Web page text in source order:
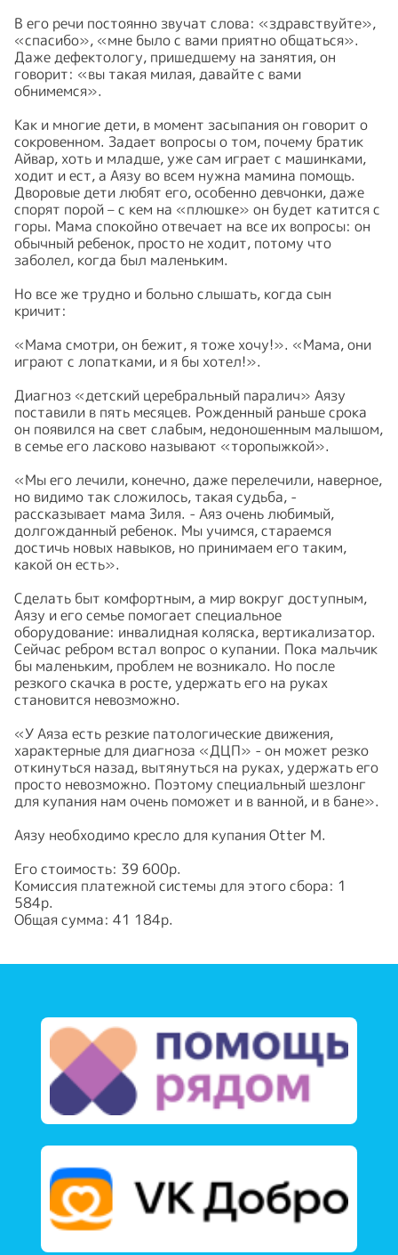
В его речи постоянно звучат слова: «здравствуйте»,
«спасибо», «мне было с вами приятно общаться».
Даже дефектологу, пришедшему на занятия, он
говорит: «вы такая милая, давайте с вами
обнимемся».
Как и многие дети, в момент засыпания он говорит о
сокровенном. Задает вопросы о том, почему братик
Айвар, хоть и младше, уже сам играет с машинками,
ходит и ест, а Аязу во всем нужна мамина помощь.
Дворовые дети любят его, особенно девчонки, даже
спорят порой – с кем на «плюшке» он будет катится с
горы. Мама спокойно отвечает на все их вопросы: он
обычный ребенок, просто не ходит, потому что
заболел, когда был маленьким.
Но все же трудно и больно слышать, когда сын
кричит:
«Мама смотри, он бежит, я тоже хочу!». «Мама, они
играют с лопатками, и я бы хотел!».
Диагноз «детский церебральный паралич» Аязу
поставили в пять месяцев. Рожденный раньше срока
он появился на свет слабым, недоношенным малышом,
в семье его ласково называют «торопыжкой».
«Мы его лечили, конечно, даже перелечили, наверное,
но видимо так сложилось, такая судьба, -
рассказывает мама Зиля. - Аяз очень любимый,
долгожданный ребенок. Мы учимся, стараемся
достичь новых навыков, но принимаем его таким,
какой он есть».
Сделать быт комфортным, а мир вокруг доступным,
Аязу и его семье помогает специальное
оборудование: инвалидная коляска, вертикализатор.
Сейчас ребром встал вопрос о купании. Пока мальчик
бы маленьким, проблем не возникало. Но после
резкого скачка в росте, удержать его на руках
становится невозможно.
«У Аяза есть резкие патологические движения,
характерные для диагноза «ДЦП» - он может резко
откинуться назад, вытянуться на руках, удержать его
просто невозможно. Поэтому специальный шезлонг
для купания нам очень поможет и в ванной, и в бане».
Аязу необходимо кресло для купания Otter M.
Его стоимость: 39 600р.
Комиссия платежной системы для этого сбора: 1
584р.
Общая сумма: 41 184р.